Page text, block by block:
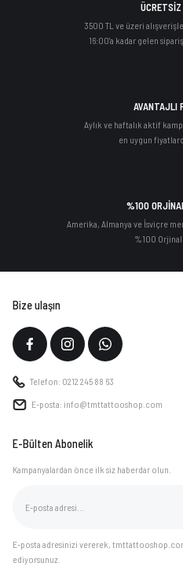
ÜCRETSİZ
3500 TL ve üzeri
16:00'a kadar gelen
AVANTAJLI
Aylık ve haftalık aktif
en uygun
%100
Amerika, Almanya ve İsviçre
%100
Bize ulaşın
Telefon: 0212 245 88 63
E-posta: info@tmttattooshop.com
E-Bülten Abonelik
Kampanyalardan önce ilk siz haberdar olun.
E-posta adresinizi vererek,
ediyorsunuz.